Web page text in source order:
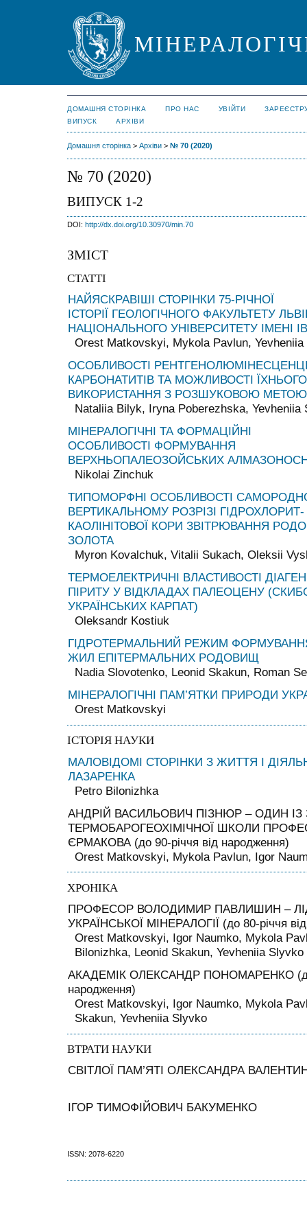
ДОМАШНЯ СТОРІНКА ПРО НАС УВІЙТИ
ВИПУСК
АРХІВИ
Домашня сторінка > Архіви > № 70 (2020)
№ 70 (2020)
ВИПУСК 1-2
DOI: http://dx.doi.org/10.30970/min.70
ЗМІСТ
СТАТТІ
НАЙЯСКРАВІШІ СТОРІНКИ 75-РІЧНОЇ
ІСТОРІЇ ГЕОЛОГІЧНОГО ФАКУЛЬТЕТУ
НАЦІОНАЛЬНОГО УНІВЕРСИТЕТУ ІМЕНІ
Orest Matkovskyi, Mykola Pavlun,
ОСОБЛИВОСТІ
КАРБОНАТИТІВ ТА МОЖЛИВОСТІ ЇХНЬОГО
ВИКОРИСТАННЯ З РОЗШУКОВОЮ МЕТОЮ
Nataliia Bilyk, Iryna Poberezhska, Yevheniia
МІНЕРАЛОГІЧНІ ТА ФОРМАЦІЙНІ
ОСОБЛИВОСТІ ФОРМУВАННЯ
ВЕРХНЬОПАЛЕОЗОЙСЬКИХ
Nikolai Zinchuk
ТИПОМОРФНІ ОСОБЛИВОСТІ
ВЕРТИКАЛЬНОМУ РОЗРІЗІ ГІДРОХЛОРИТ-
КАОЛІНІТОВОЇ КОРИ ЗВІТРЮВАННЯ
ЗОЛОТА
Myron Kovalchuk, Vitalii Sukach, Oleksii
ТЕРМОЕЛЕКТРИЧНІ ВЛАСТИВОСТІ
ПІРИТУ У ВІДКЛАДАХ ПАЛЕОЦЕНУ
УКРАЇНСЬКИХ КАРПАТ)
Oleksandr Kostiuk
ГІДРОТЕРМАЛЬНИЙ РЕЖИМ
ЖИЛ ЕПІТЕРМАЛЬНИХ РОДОВИЩ
Nadia Slovotenko, Leonid Skakun, Roman
МІНЕРАЛОГІЧНІ ПАМ’ЯТКИ ПРИРОДИ
Orest Matkovskyi
ІСТОРІЯ НАУКИ
МАЛОВІДОМІ СТОРІНКИ З ЖИТТЯ І
ЛАЗАРЕНКА
Petro Bilonizhka
АНДРІЙ ВАСИЛЬОВИЧ ПІЗНЮР – ОДИН ІЗ
ТЕРМОБАРОГЕОХІМІЧНОЇ ШКОЛИ
ЄРМАКОВА (до 90-річчя від народження)
Orest Matkovskyi, Mykola Pavlun, Іgor
ХРОНІКА
ПРОФЕСОР ВОЛОДИМИР ПАВЛИШИН –
УКРАЇНСЬКОЇ МІНЕРАЛОГІЇ (до 80-річчя
Orest Matkovskyi, Igor Naumko, Mykola
Bilonizhka, Leonid Skakun, Yevheniia Slyvko
АКАДЕМІК ОЛЕКСАНДР ПОНОМАРЕНКО (до
народження)
Orest Matkovskyi, Igor Naumko, Mykola
Skakun, Yevheniia Slyvko
ВТРАТИ НАУКИ
СВІТЛОЇ ПАМ’ЯТІ ОЛЕКСАНДРА
ІГОР ТИМОФІЙОВИЧ БАКУМЕНКО
ISSN: 2078-6220